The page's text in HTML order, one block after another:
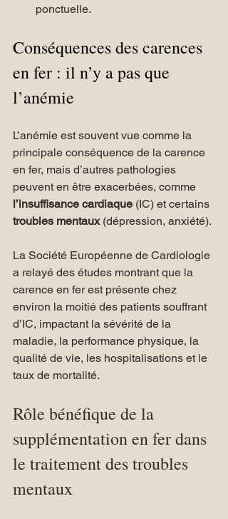
ponctuelle.
Conséquences des carences
en fer : il n’y a pas que
l’anémie
L’anémie est souvent vue comme la
principale conséquence de la carence
en fer, mais d’autres pathologies
peuvent en être exacerbées, comme
l’insuffisance cardiaque (IC) et certains
troubles mentaux (dépression, anxiété).
La Société Européenne de Cardiologie
a relayé des études montrant que la
carence en fer est présente chez
environ la moitié des patients souffrant
d’IC, impactant la sévérité de la
maladie, la performance physique, la
qualité de vie, les hospitalisations et le
taux de mortalité.
Rôle bénéfique de la
supplémentation en fer dans
le traitement des troubles
mentaux